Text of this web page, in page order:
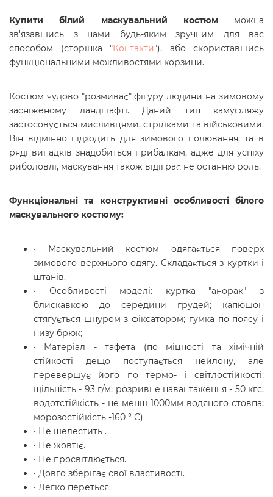
Купити білий маскувальний костюм можна
зв'язавшись з нами будь-яким зручним для вас
способом (сторінка "Контакти"), або скориставшись
функціональними можливостями корзини.
Костюм чудово "розмиває" фігуру людини на зимовому
засніженому ландшафті. Даний тип камуфляжу
застосовується мисливцями, стрілками та військовими.
Він відмінно підходить для зимового полювання, та в
ряді випадків знадобиться і рибалкам, адже для успіху
риболовлі, маскування також відіграє не останню роль.
Функціональні та конструктивні особливості білого
маскувального костюму:
• Маскувальний костюм одягається поверх
зимового верхнього одягу. Складається з куртки і
штанів.
• Особливості моделі: куртка "анорак" з
блискавкою до середини грудей; капюшон
стягується шнуром з фіксатором; гумка по поясу і
низу брюк;
• Матеріал - тафета (по міцності та хімічній
стійкості дещо поступається нейлону, але
перевершує його по термо- і світлостійкості;
щільність - 93 г/м; розривне навантаження - 50 кгс;
водотстійкість - не менш 1000мм водяного стовпа;
морозостійкість -160 ° С)
• Не шелестить .
• Не жовтіє.
• Не просвітлюється.
• Довго зберігає свої властивості.
• Легко переться.